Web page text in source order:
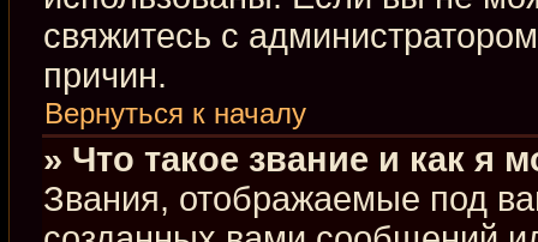
свяжитесь с
причин.
Вернуться к началу
» Что такое звание и как я
Звания, отображаемые под